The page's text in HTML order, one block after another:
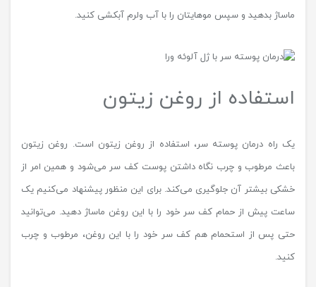
ماساژ بدهید و سپس موهایتان را با آب ولرم آبکشی کنید.
استفاده از روغن زیتون
یک راه درمان پوسته سر، استفاده از روغن زیتون است. روغن زیتون
باعث مرطوب و چرب نگاه داشتن پوست کف سر می‌شود و همین امر از
خشکی بیشتر آن جلوگیری می‌کند. برای این منظور پیشنهاد می‌کنیم یک
ساعت پیش از حمام کف سر خود را با این روغن ماساژ دهید. می‌توانید
حتی پس از استحمام هم کف سر خود را با این روغن، مرطوب و چرب
کنید.